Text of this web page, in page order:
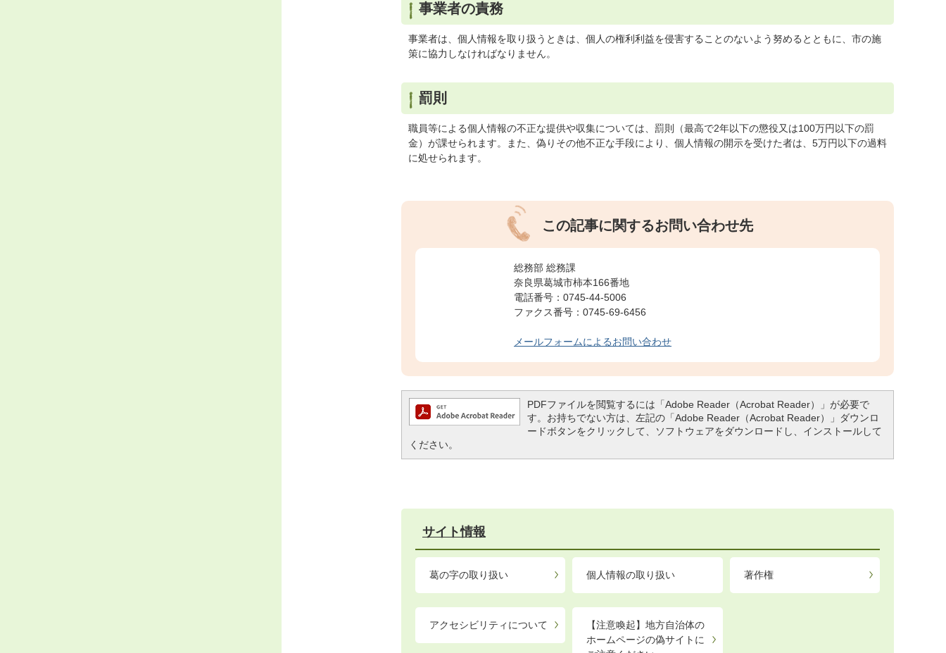
事業者の責務
事業者は、個人情報を取り扱うときは、個人の権利利益を侵害することのないよう努めるとともに、市の施
策に協力しなければなりません。
罰則
職員等による個人情報の不正な提供や収集については、罰則（最高で2年以下の懲役又は100万円以下の罰
金）が課せられます。また、偽りその他不正な手段により、個人情報の開示を受けた者は、5万円以下の過料
に処せられます。
この記事に関するお問い合わせ先
総務部 総務課
奈良県葛城市柿本166番地
電話番号：0745-44-5006
ファクス番号：0745-69-6456
メールフォームによるお問い合わせ
PDFファイルを閲覧するには「Adobe Reader（Acrobat Reader）」が必要で
す。お持ちでない方は、左記の「Adobe Reader（Acrobat Reader）」ダウンロ
ードボタンをクリックして、ソフトウェアをダウンロードし、インストールして
ください。
サイト情報
葛の字の取り扱い 個人情報の取り扱い 著作権
アクセシビリティについて
【注意喚起】地方自治体の
ホームページの偽サイトに